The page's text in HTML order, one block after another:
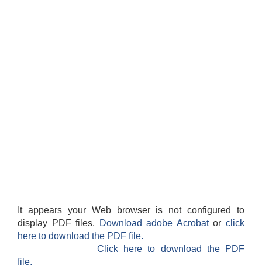
It appears your Web browser is not configured to
display PDF files.
Download adobe Acrobatorclick
here to download the PDF file.
Click here to download the PDF
file.